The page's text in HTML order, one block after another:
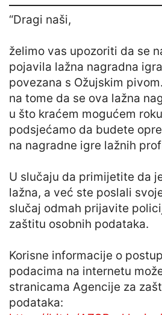
“Dragi naši,
želimo vas upozoriti da se
pojavila lažna nagradna
povezana s Ožujskim
na tome da se ova lažna
u što kraćem mogućem
podsjećamo da budete
na nagradne igre lažnih
U slučaju da primijetite da
lažna, a već ste poslali
slučaj odmah prijavite
zaštitu osobnih podataka.
Korisne informacije o
podacima na internetu
stranicama Agencije za
podataka: